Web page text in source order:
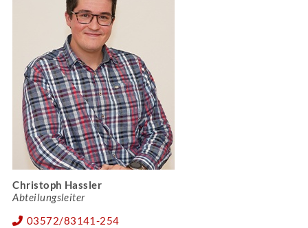
Christoph Hassler
Abteilungsleiter
03572/83141-254